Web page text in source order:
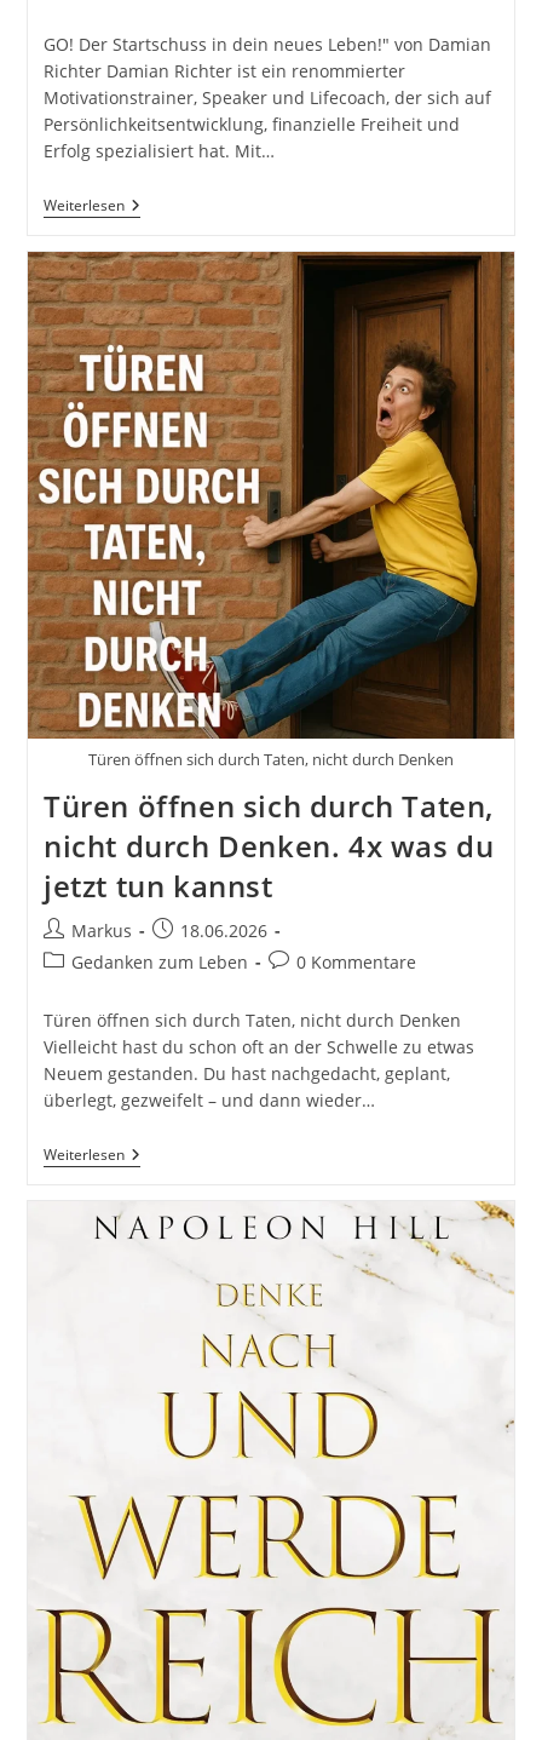
GO! Der Startschuss in dein neues Leben!" von Damian
Richter Damian Richter ist ein renommierter
Motivationstrainer, Speaker und Lifecoach, der sich auf
Persönlichkeitsentwicklung, finanzielle Freiheit und
Erfolg spezialisiert hat. Mit…
WeiterlesenDAMIAN
RICHTER
GO!
Der
Startschuss
In
Dein
Neues
Leben!
(H.Scherer,
A.Robbins)
Von
DAMIAN
RICHTER
Türen öffnen sich durch Taten, nicht durch Denken
Türen öffnen sich durch Taten,
nicht durch Denken. 4x was du
jetzt tun kannst
Beitrags-
Autor:
Markus
Beitrag
veröffentlicht:
18.06.2026
Beitrags-
Gedanken zum Leben
Beitrags-
0 Kommentare
Türen öffnen sich durch Taten, nicht durch Denken
Vielleicht hast du schon oft an der Schwelle zu etwas
Neuem gestanden. Du hast nachgedacht, geplant,
überlegt, gezweifelt – und dann wieder…
WeiterlesenTüren
Öffnen
Durch
Taten,